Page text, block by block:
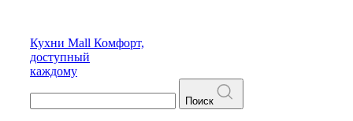
Кухни Mall Комфорт,
доступный
каждому
Поиск